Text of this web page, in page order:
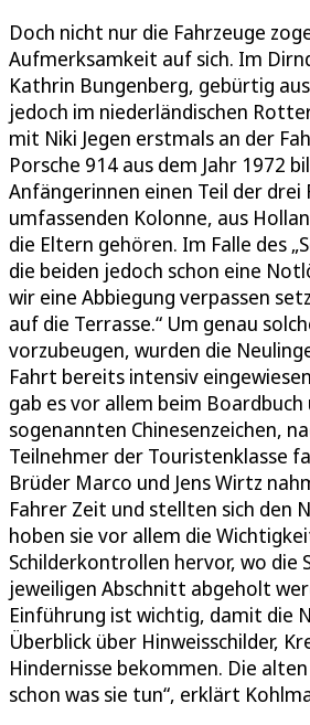
Doch nicht nur die Fahrzeuge
Aufmerksamkeit auf sich. Im
Kathrin Bungenberg, gebürtig
jedoch im niederländischen
mit Niki Jegen erstmals an der
Porsche 914 aus dem Jahr 1972
Anfängerinnen einen Teil der drei
umfassenden Kolonne, aus
die Eltern gehören. Im Falle des
die beiden jedoch schon eine
wir eine Abbiegung verpassen
auf die Terrasse.“ Um genau
vorzubeugen, wurden die
Fahrt bereits intensiv
gab es vor allem beim Boardbuch
sogenannten Chinesenzeichen,
Teilnehmer der Touristenklasse
Brüder Marco und Jens Wirtz
Fahrer Zeit und stellten sich den
hoben sie vor allem die
Schilderkontrollen hervor, wo die
jeweiligen Abschnitt abgeholt
Einführung ist wichtig, damit die
Überblick über Hinweisschilder,
Hindernisse bekommen. Die
schon was sie tun“, erklärt